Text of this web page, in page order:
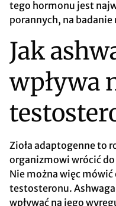
tego hormonu jest
porannych, na badanie
Jak
wpływa
Zioła adaptogenne to
organizmowi wrócić
Nie można więc
testosteronu.
wpływać na jego